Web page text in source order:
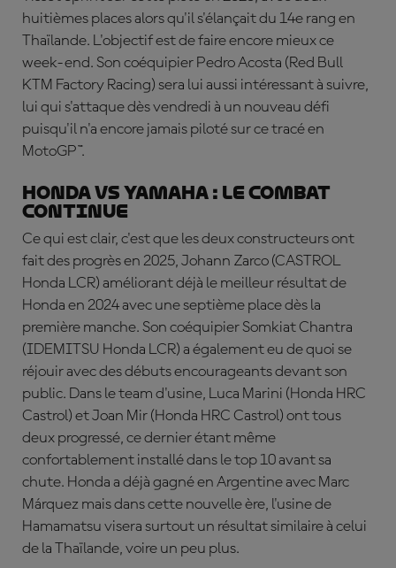
huitièmes places alors qu'il s'élançait du 14e rang en
Thaïlande. L'objectif est de faire encore mieux ce
week-end. Son coéquipier Pedro Acosta (Red Bull
KTM Factory Racing) sera lui aussi intéressant à suivre,
lui qui s'attaque dès vendredi à un nouveau défi
puisqu'il n'a encore jamais piloté sur ce tracé en
MotoGP™.
Honda vs Yamaha : le combat
continue
Ce qui est clair, c'est que les deux constructeurs ont
fait des progrès en 2025, Johann Zarco (CASTROL
Honda LCR) améliorant déjà le meilleur résultat de
Honda en 2024 avec une septième place dès la
première manche. Son coéquipier Somkiat Chantra
(IDEMITSU Honda LCR) a également eu de quoi se
réjouir avec des débuts encourageants devant son
public. Dans le team d'usine, Luca Marini (Honda HRC
Castrol) et Joan Mir (Honda HRC Castrol) ont tous
deux progressé, ce dernier étant même
confortablement installé dans le top 10 avant sa
chute. Honda a déjà gagné en Argentine avec Marc
Márquez mais dans cette nouvelle ère, l'usine de
Hamamatsu visera surtout un résultat similaire à celui
de la Thaïlande, voire un peu plus.